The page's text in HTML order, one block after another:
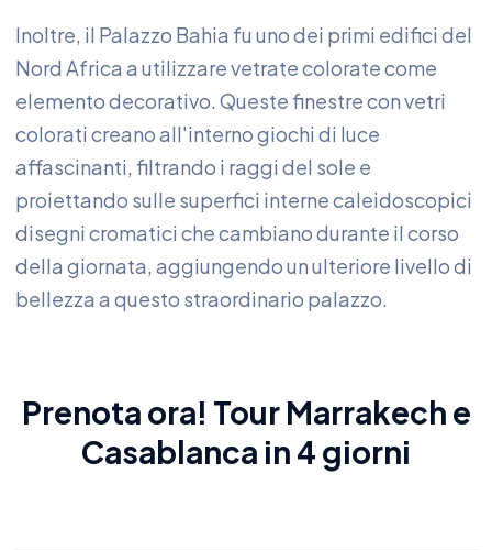
Inoltre, il Palazzo Bahia fu uno dei primi edifici del
Nord Africa a utilizzare vetrate colorate come
elemento decorativo. Queste finestre con vetri
colorati creano all'interno giochi di luce
affascinanti, filtrando i raggi del sole e
proiettando sulle superfici interne caleidoscopici
disegni cromatici che cambiano durante il corso
della giornata, aggiungendo un ulteriore livello di
bellezza a questo straordinario palazzo.
Prenota ora! Tour Marrakech e
Casablanca in 4 giorni